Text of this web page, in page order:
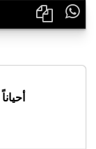
